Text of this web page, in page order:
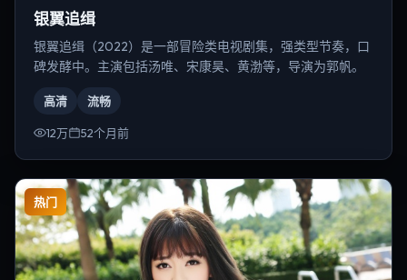
银翼追缉
银翼追缉（2022）是一部冒险类电视剧集，强类型节奏，口
碑发酵中。主演包括汤唯、宋康昊、黄渤等，导演为郭帆。
高清 流畅
12万 52个月前
热门